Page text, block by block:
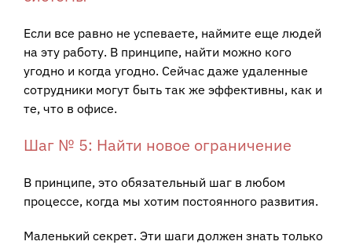
Если все равно не успеваете, наймите еще людей
на эту работу. В принципе, найти можно кого
угодно и когда угодно. Сейчас даже удаленные
сотрудники могут быть так же эффективны, как и
те, что в офисе.
Шаг № 5: Найти новое ограничение
В принципе, это обязательный шаг в любом
процессе, когда мы хотим постоянного развития.
Маленький секрет. Эти шаги должен знать только